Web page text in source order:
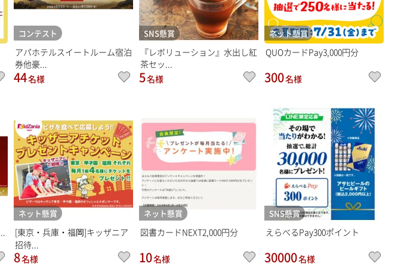
コンテスト
アパホテルスイートルーム宿泊
券他豪...
44名様
SNS懸賞
『レボリューション』水出し紅
茶セッ...
5名様
ネット懸賞
QUOカードPay3,000円分
300名様
ネット懸賞
[東京・兵庫・福岡]キッザニア
招待...
8名様
ネット懸賞
図書カードNEXT2,000円分
10名様
SNS懸賞
えらべるPay300ポイント
30000名様